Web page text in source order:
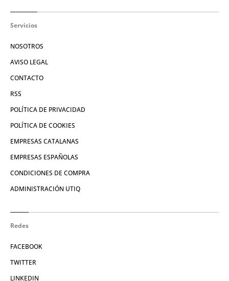
Servicios
NOSOTROS
AVISO LEGAL
CONTACTO
RSS
POLÍTICA DE PRIVACIDAD
POLÍTICA DE COOKIES
EMPRESAS CATALANAS
EMPRESAS ESPAÑOLAS
CONDICIONES DE COMPRA
ADMINISTRACIÓN UTIQ
Redes
FACEBOOK
TWITTER
LINKEDIN